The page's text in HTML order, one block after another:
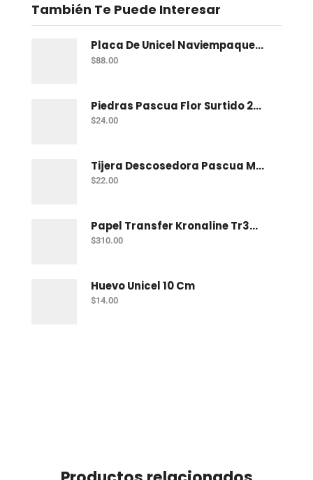
También Te Puede Interesar
Placa De Unicel Naviempaques 100X100X2 Cm
$88.00
Piedras Pascua Flor Surtido 2Gpa
$24.00
Tijera Descosedora Pascua Mango Plastico
$22.00
Papel Transfer Kronaline Tr305 Telas Obscuras Con 10
$310.00
Huevo Unicel 10 Cm
$14.00